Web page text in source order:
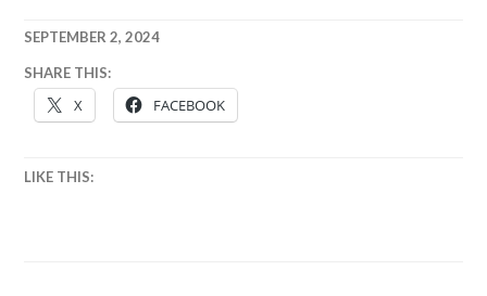
SEPTEMBER 2, 2024
美
BEAUTY,
SHARE THIS:
X FACEBOOK
LIKE THIS: